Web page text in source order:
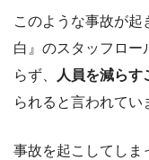
このような事故が
白』のスタッフロー
らず、
人員を減らす
られると言われてい
事故を起こしてしま